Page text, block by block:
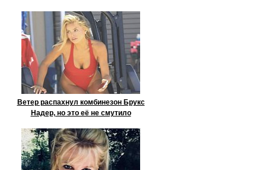
Ветер распахнул комбинезон Брукс
Надер, но это её не смутило